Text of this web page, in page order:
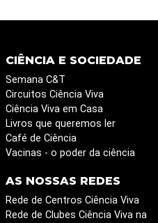
CIÊNCIA E SOCIEDADE
Semana C&T
Circuitos Ciência Viva
Ciência Viva em Casa
Livros que queremos ler
Café de Ciência
Vacinas - o poder da ciência
AS NOSSAS REDES
Rede de Centros Ciência Viva
Rede de Clubes Ciência Viva na